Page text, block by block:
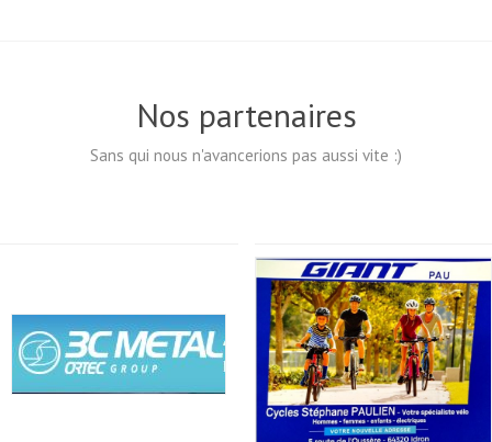
Nos partenaires
Sans qui nous n'avancerions pas aussi vite :)